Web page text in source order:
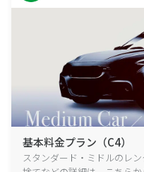
基本料金プラン（C4）
スタンダード・ミドルのレ